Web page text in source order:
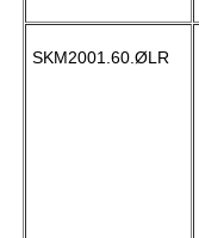
SKM2001.60.ØLR